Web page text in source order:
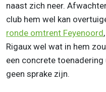
naast zich neer.
club hem wel kan
ronde omtrent Feyenoord
Rigaux wel wat in hem
een concrete
geen sprake zijn.